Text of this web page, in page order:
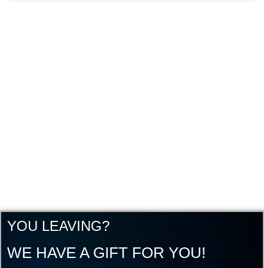
YOU LEAVING?
WE HAVE A GIFT FOR YOU!